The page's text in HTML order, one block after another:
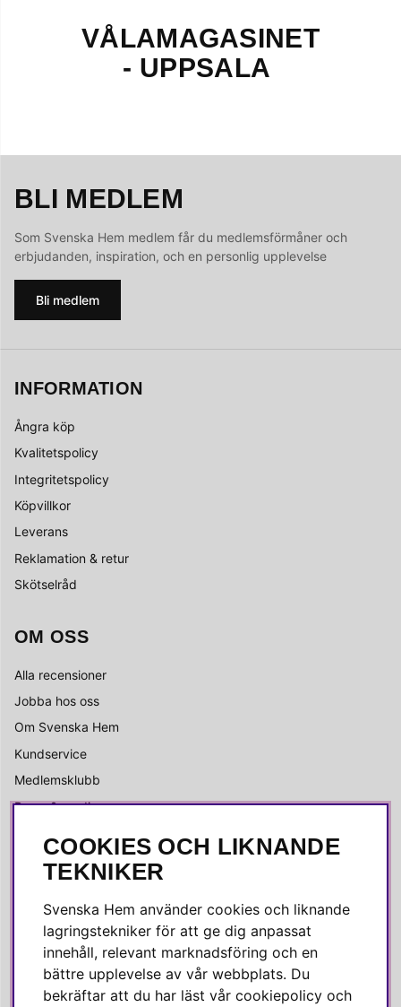
VÅLAMAGASINET
- UPPSALA
BLI MEDLEM
Som Svenska Hem medlem får du medlemsförmåner och
erbjudanden, inspiration, och en personlig upplevelse
Bli medlem
INFORMATION
Ångra köp
Kvalitetspolicy
Integritetspolicy
Köpvillkor
Leverans
Reklamation & retur
Skötselråd
OM OSS
Alla recensioner
Jobba hos oss
Om Svenska Hem
Kundservice
Medlemsklubb
Press & media
SOCIALA MEDIER
Instagram
Linkedin
Pinterest
COOKIES OCH LIKNANDE
TEKNIKER
Svenska Hem använder cookies och liknande
lagringstekniker för att ge dig anpassat
innehåll, relevant marknadsföring och en
bättre upplevelse av vår webbplats. Du
bekräftar att du har läst vår cookiepolicy och